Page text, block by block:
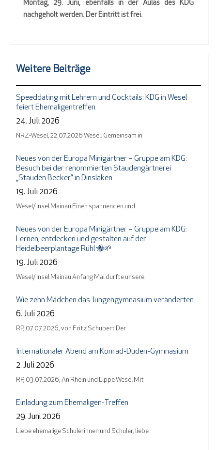
Montag, 29. Juni, ebenfalls in der Aulas des KDG
nachgeholt werden. Der Eintritt ist frei.
Weitere Beiträge
Speeddating mit Lehrern und Cocktails: KDG in Wesel
feiert Ehemaligentreffen
24. Juli 2026
NRZ-Wesel, 22.07.2026 Wesel. Gemeinsam in
Neues von der Europa Minigärtner – Gruppe am KDG:
Besuch bei der renommierten Staudengärtnerei
„Stauden Becker“ in Dinslaken
19. Juli 2026
Wesel/ Insel Mainau Einen spannenden und
Neues von der Europa Minigärtner – Gruppe am KDG:
Lernen, entdecken und gestalten auf der
Heidelbeerplantage Rühl 🐝🌱
19. Juli 2026
Wesel/ Insel Mainau Anfang Mai durfte unsere
Wie zehn Mädchen das Jungengymnasium veränderten
6. Juli 2026
RP, 07.07.2026, von Fritz Schubert Der
Internationaler Abend am Konrad-Duden-Gymnasium
2. Juli 2026
RP, 03.07.2026, An Rhein und Lippe Wesel Mit
Einladung zum Ehemaligen-Treffen
29. Juni 2026
Liebe ehemalige Schülerinnen und Schüler, liebe